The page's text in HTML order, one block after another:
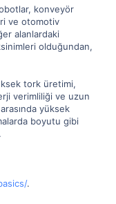
konveyör
ve otomotiv
alanlardaki
olduğundan,
tork üretimi,
verimliliği ve uzun
yüksek
boyutu gibi
.